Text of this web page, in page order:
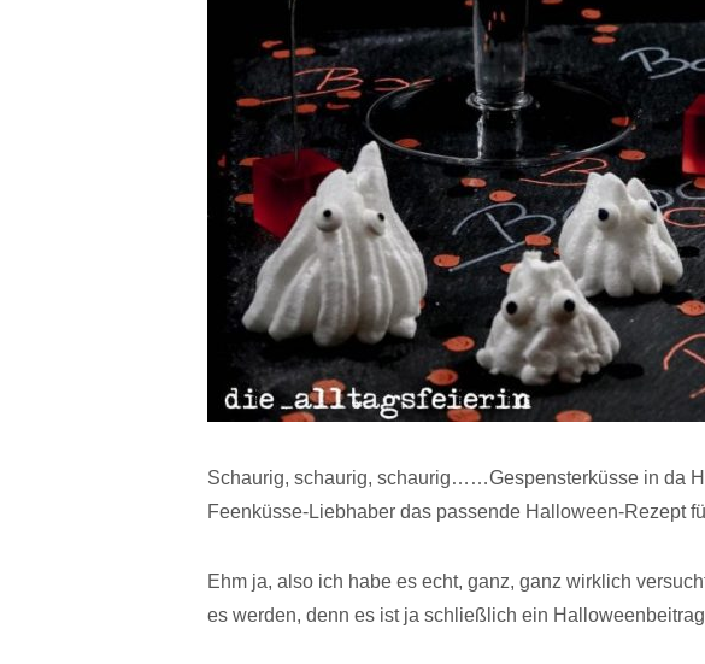
Schaurig, schaurig, schaurig……Gespensterküsse in da
Feenküsse-Liebhaber das passende Halloween-Rezept
Ehm ja, also ich habe es echt, ganz, ganz wirklich
es werden, denn es ist ja schließlich ein